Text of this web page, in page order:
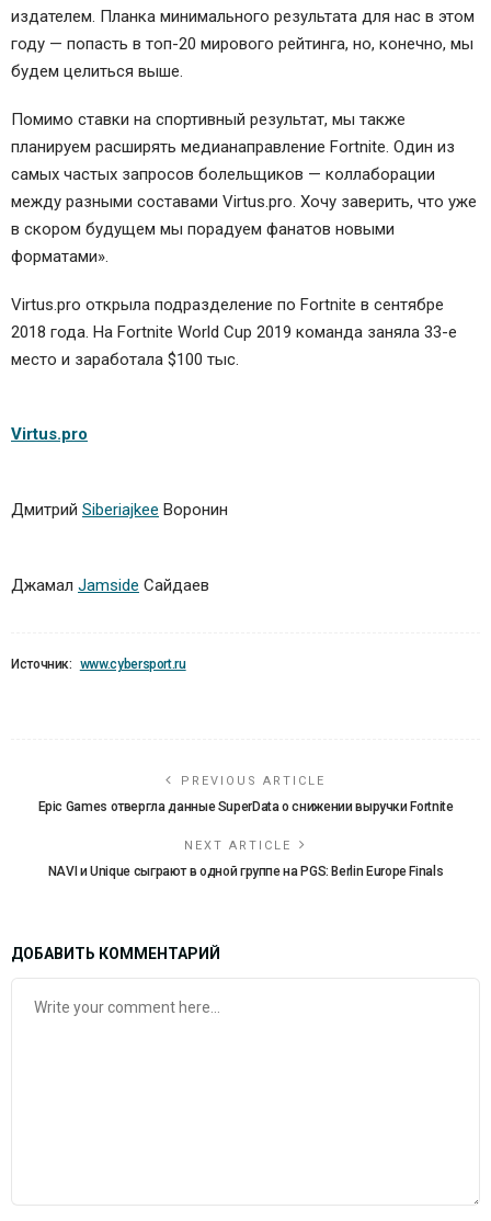
издателем. Планка минимального результата для нас в этом
году — попасть в топ-20 мирового рейтинга, но, конечно, мы
будем целиться выше.
Помимо ставки на спортивный результат, мы также
планируем расширять медианаправление Fortnite. Один из
самых частых запросов болельщиков — коллаборации
между разными составами Virtus.pro. Хочу заверить, что уже
в скором будущем мы порадуем фанатов новыми
форматами».
Virtus.pro открыла подразделение по Fortnite в сентябре
2018 года. На Fortnite World Cup 2019 команда заняла 33-е
место и заработала $100 тыс.
Virtus.pro
Дмитрий Siberiajkee Воронин
Джамал Jamside Сайдаев
Источник: www.cybersport.ru
PREVIOUS ARTICLE
Epic Games отвергла данные SuperData о снижении выручки Fortnite
NEXT ARTICLE
NAVI и Unique сыграют в одной группе на PGS: Berlin Europe Finals
ДОБАВИТЬ КОММЕНТАРИЙ